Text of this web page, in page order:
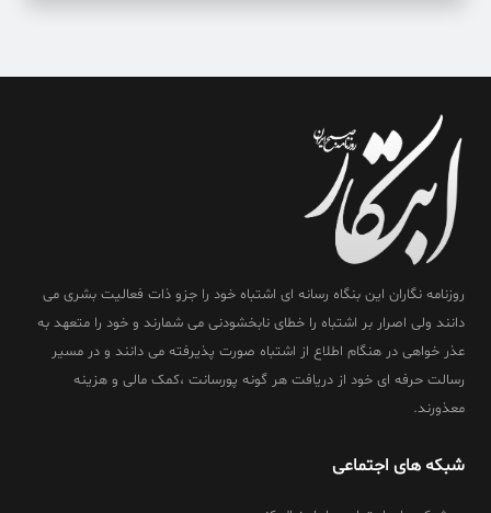
روزنامه نگاران این بنگاه رسانه ای اشتباه خود را جزو ذات فعالیت بشری می
دانند ولی اصرار بر اشتباه را خطای نابخشودنی می شمارند و خود را متعهد به
عذر خواهی در هنگام اطلاع از اشتباه صورت پذیرفته می دانند و در مسیر
رسالت حرفه ای خود از دریافت هر گونه پورسانت ،کمک مالی و هزینه
معذورند.
شبکه های اجتماعی